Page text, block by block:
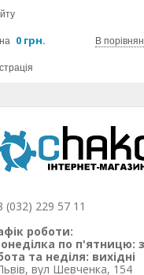
на 0 грн. В
(032) 229 57 11
роботи:
по п'ятницю:
та неділя: вихідні
вул Шевченка, 154